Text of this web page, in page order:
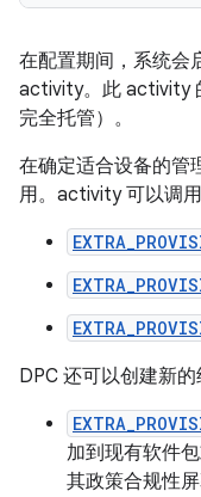
在配置期间，系统会
activity。此 activity
完全托管）。
在确定适合设备的管
用。activity 可以调用
DPC 还可以创建新
加到现有软件
其政策合规性